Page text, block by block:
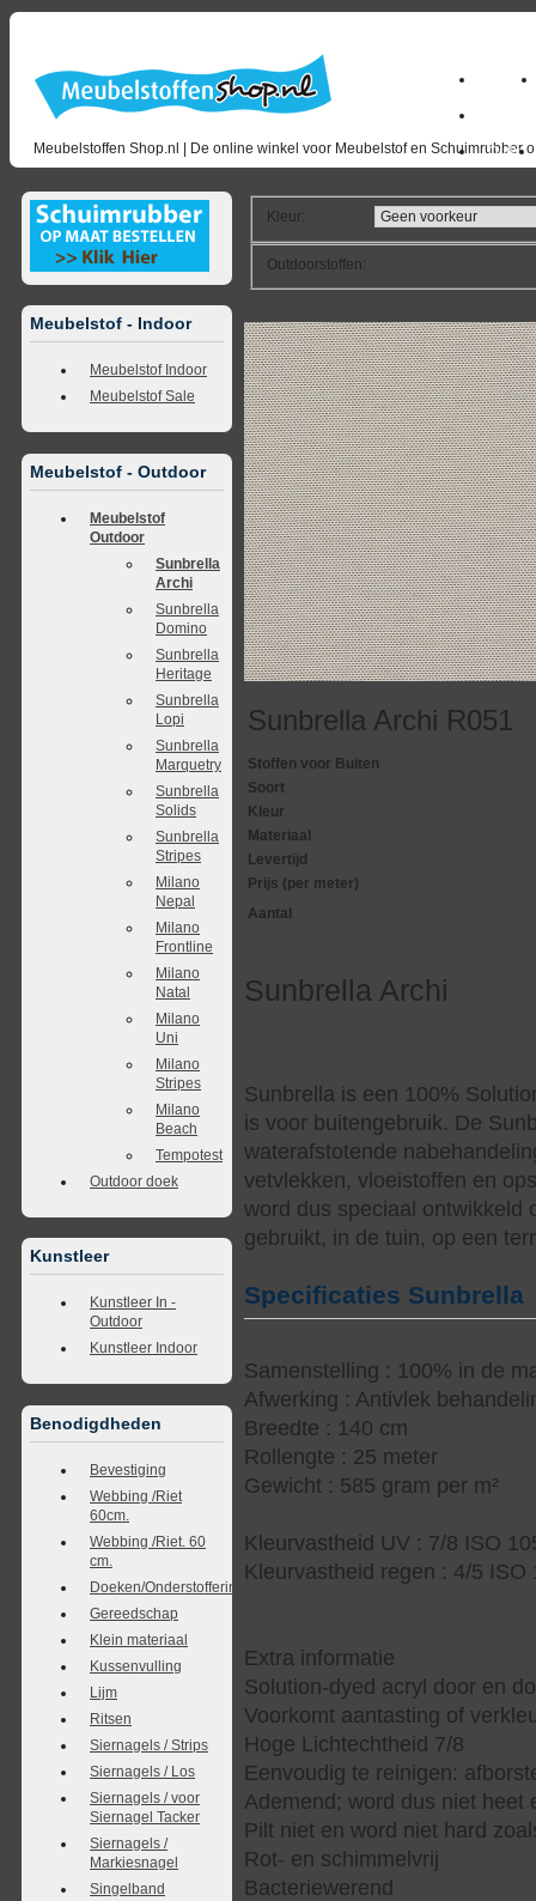
Meubelstoffen Shop.nl | De online winkel voor Meubelstof en Schuimrubber
Home
Outlet
Meubelstof - Indoor
Meubelstof Indoor
Meubelstof Sale
Meubelstof - Outdoor
Meubelstof
Outdoor
Sunbrella
Archi
Sunbrella
Domino
Sunbrella
Heritage
Sunbrella
Lopi
Sunbrella
Marquetry
Sunbrella
Solids
Sunbrella
Stripes
Milano
Nepal
Milano
Frontline
Milano
Natal
Milano
Uni
Milano
Stripes
Milano
Beach
Tempotest
Outdoor doek
Kunstleer
Kunstleer In -
Outdoor
Kunstleer Indoor
Benodigdheden
Bevestiging
Webbing /Riet
60cm.
Webbing /Riet. 60
cm.
Doeken/Onderstoffering
Gereedschap
Klein materiaal
Kussenvulling
Lijm
Ritsen
Siernagels / Strips
Siernagels / Los
Siernagels / voor
Siernagel Tacker
Siernagels /
Markiesnagel
Singelband
Kleur:
Outdoorstoffen:
Sunbrella Archi R051
Stoffen voor Buiten
Soort
Kleur
Materiaal
Levertijd
Prijs (per meter)
Aantal
Sunbrella Archi
Sunbrella is een 100%
is voor buitengebruik. De
waterafstotende
vetvlekken, vloeistoffen en
word dus speciaal ontwikkeld
gebruikt, in de tuin, op een
Specificaties Sunbrella
Samenstelling : 100% in de
Afwerking : Antivlek
Breedte : 140 cm
Rollengte : 25 meter
Gewicht : 585 gram per m²
Kleurvastheid UV : 7/8 ISO
Kleurvastheid regen : 4/5 ISO
Extra informatie
Solution-dyed acryl door en
Voorkomt aantasting of
Hoge Lichtechtheid 7/8
Eenvoudig te reinigen:
Ademend; word dus niet heet
Pilt niet en word niet hard
Rot- en schimmelvrij
Bacteriewerend